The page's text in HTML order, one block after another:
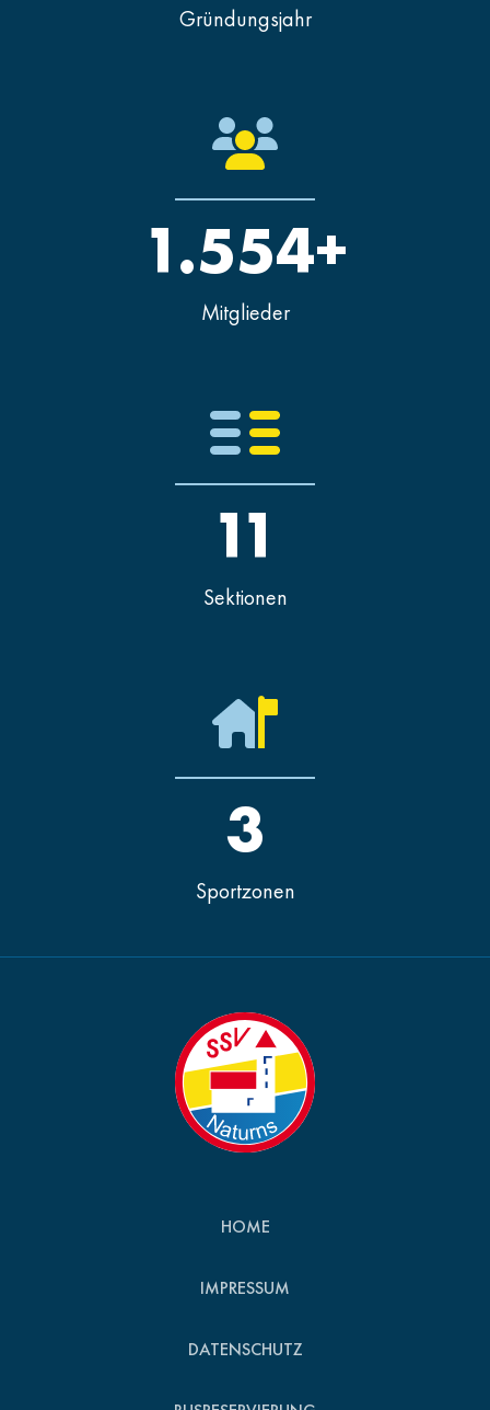
Gründungsjahr
Mitglieder
1.554+
Sektionen
11
Sportzonen
3
HOME
IMPRESSUM
DATENSCHUTZ